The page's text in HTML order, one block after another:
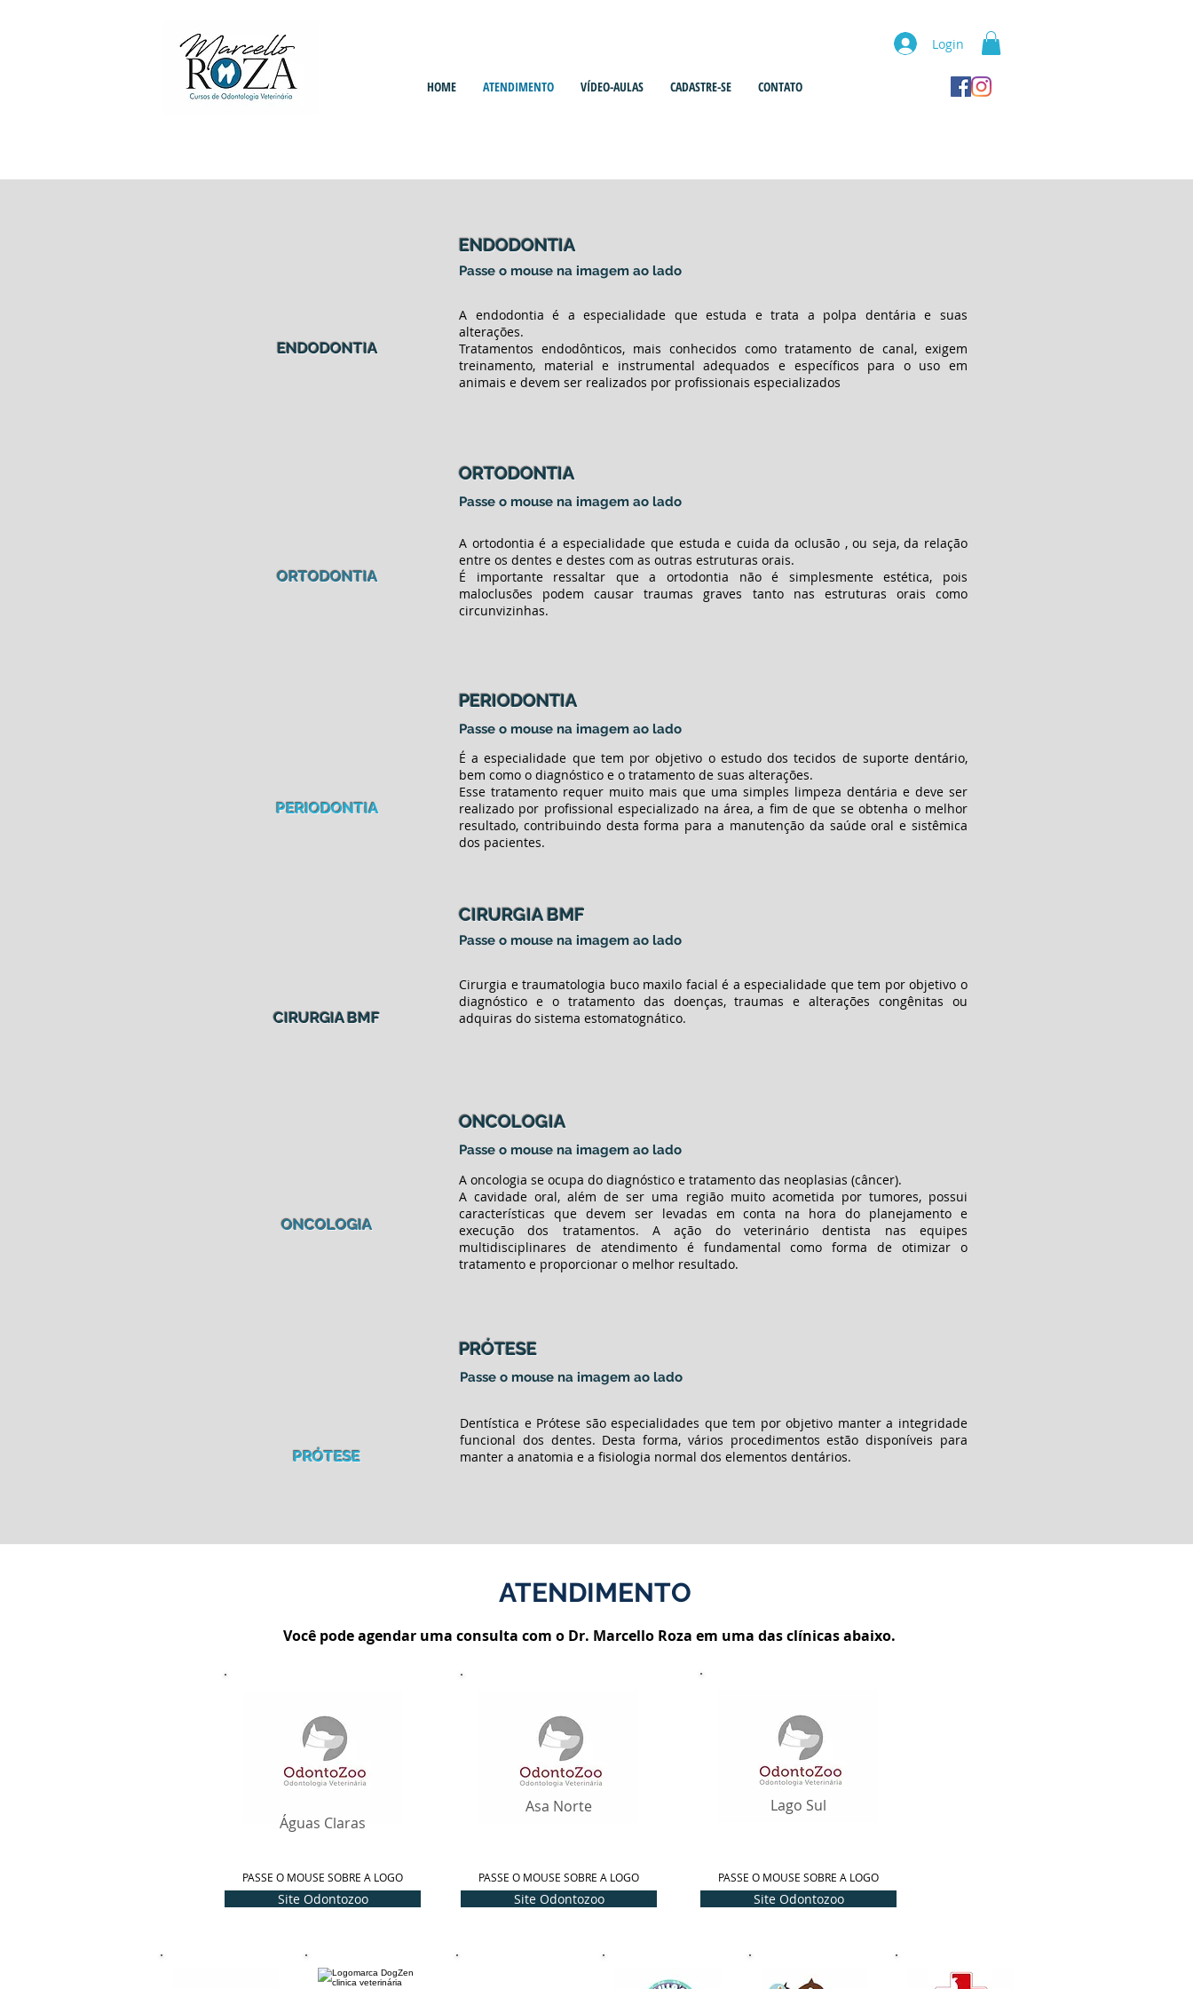
Login
HOME ATENDIMENTO VÍDEO-AULAS CADASTRE-SE CONTATO
ENDODONTIA
ENDODONTIA
Passe o mouse na imagem ao lado
A endodontia é a especialidade que estuda e trata a polpa dentária e suas
alterações.
Tratamentos endodônticos, mais conhecidos como tratamento de canal, exigem
treinamento, material e instrumental adequados e específicos para o uso em
animais e devem ser realizados por profissionais especializados
ORTODONTIA
ORTODONTIA
Passe o mouse na imagem ao lado
A ortodontia é a especialidade que estuda e cuida da oclusão , ou seja, da relação
entre os dentes e destes com as outras estruturas orais.
É importante ressaltar que a ortodontia não é simplesmente estética, pois
maloclusões podem causar traumas graves tanto nas estruturas orais como
circunvizinhas.
PERIODONTIA
PERIODONTIA
Passe o mouse na imagem ao lado
É a especialidade que tem por objetivo o estudo dos tecidos de suporte dentário,
bem como o diagnóstico e o tratamento de suas alterações.
Esse tratamento requer muito mais que uma simples limpeza dentária e deve ser
realizado por profissional especializado na área, a fim de que se obtenha o melhor
resultado, contribuindo desta forma para a manutenção da saúde oral e sistêmica
dos pacientes.
CIRURGIA BMF
CIRURGIA BMF
Passe o mouse na imagem ao lado
Cirurgia e traumatologia buco maxilo facial é a especialidade que tem por objetivo o
diagnóstico e o tratamento das doenças, traumas e alterações congênitas ou
adquiras do sistema estomatognático.
ONCOLOGIA
ONCOLOGIA
Passe o mouse na imagem ao lado
A oncologia se ocupa do diagnóstico e tratamento das neoplasias (câncer).
A cavidade oral, além de ser uma região muito acometida por tumores, possui
características que devem ser levadas em conta na hora do planejamento e
execução dos tratamentos. A ação do veterinário dentista nas equipes
multidisciplinares de atendimento é fundamental como forma de otimizar o
tratamento e proporcionar o melhor resultado.
PRÓTESE
PRÓTESE
Passe o mouse na imagem ao lado
Dentística e Prótese são especialidades que tem por objetivo manter a integridade
funcional dos dentes. Desta forma, vários procedimentos estão disponíveis para
manter a anatomia e a fisiologia normal dos elementos dentários.
ATENDIMENTO
Você pode agendar uma consulta com o Dr. Marcello Roza em uma das clínicas abaixo.
Águas Claras
PASSE O MOUSE SOBRE A LOGO
Site Odontozoo
Asa Norte
PASSE O MOUSE SOBRE A LOGO
Site Odontozoo
Lago Sul
PASSE O MOUSE SOBRE A LOGO
Site Odontozoo